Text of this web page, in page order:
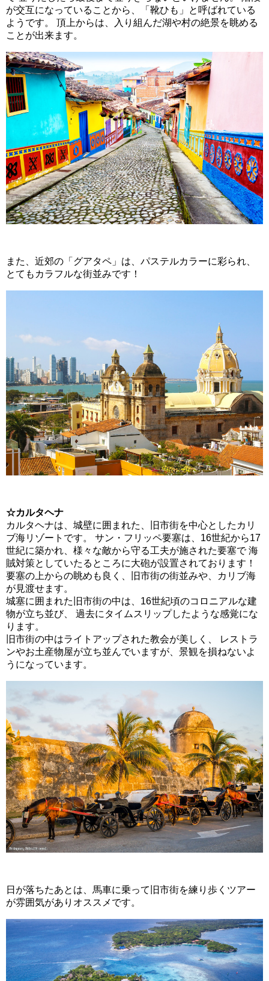
が交互になっていることから、「靴ひも」と呼ばれている
ようです。 頂上からは、入り組んだ湖や村の絶景を眺める
ことが出来ます。
また、近郊の「グアタペ」は、パステルカラーに彩られ、
とてもカラフルな街並みです！
☆カルタヘナ
カルタヘナは、城壁に囲まれた、旧市街を中心としたカリ
ブ海リゾートです。 サン・フリッペ要塞は、16世紀から17
世紀に築かれ、様々な敵から守る工夫が施された要塞で 海
賊対策としていたるところに大砲が設置されております！
要塞の上からの眺めも良く、旧市街の街並みや、カリブ海
が見渡せます。
城塞に囲まれた旧市街の中は、16世紀頃のコロニアルな建
物が立ち並び、 過去にタイムスリップしたような感覚にな
ります。
旧市街の中はライトアップされた教会が美しく、 レストラ
ンやお土産物屋が立ち並んでいますが、景観を損ねないよ
うになっています。
日が落ちたあとは、馬車に乗って旧市街を練り歩くツアー
が雰囲気がありオススメです。